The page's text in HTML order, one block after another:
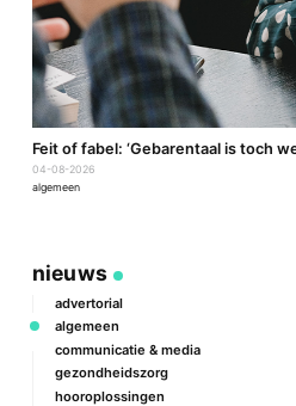
Feit of fabel: ‘Gebarentaal is toch
04-08-2026
algemeen
nieuws
advertorial
algemeen
communicatie & media
gezondheidszorg
hooroplossingen